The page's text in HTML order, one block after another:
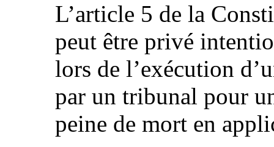
L’article 5 de la
peut être privé
lors de l’exécution
par un tribunal pour
peine de mort en